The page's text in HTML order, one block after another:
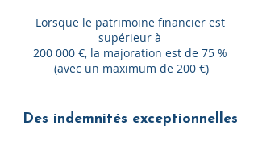
Lorsque le patrimoine financier est
supérieur à
200 000 €, la majoration est de 75 %
(avec un maximum de 200 €)
Des indemnités exceptionnelles